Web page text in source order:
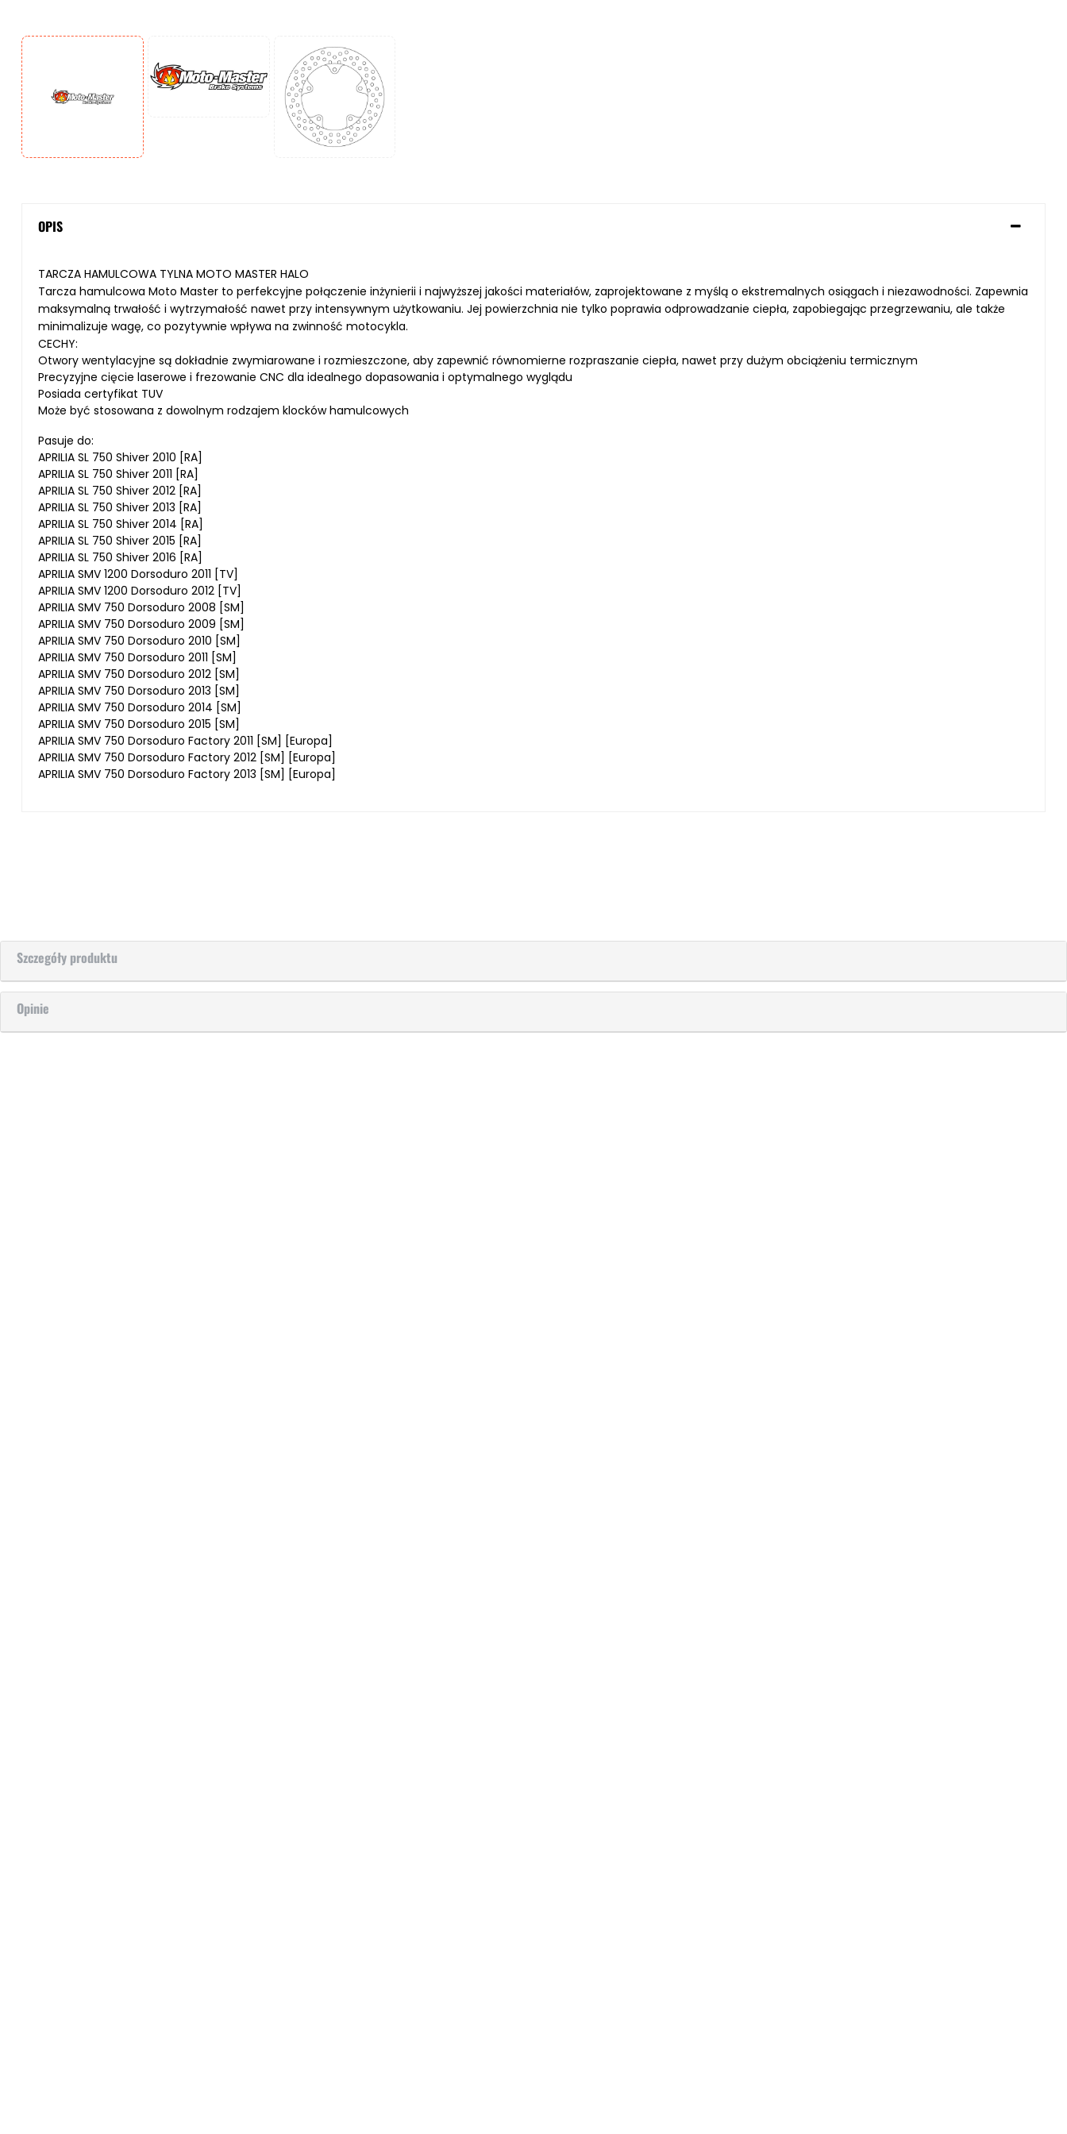
OPIS
TARCZA HAMULCOWA TYLNA MOTO MASTER HALO
Tarcza hamulcowa Moto Master to perfekcyjne połączenie inżynierii i najwyższej jakości materiałów, zaprojektowane z myślą o ekstremalnych osiągach i niezawodności. Zapewnia
maksymalną trwałość i wytrzymałość nawet przy intensywnym użytkowaniu. Jej powierzchnia nie tylko poprawia odprowadzanie ciepła, zapobiegając przegrzewaniu, ale także
minimalizuje wagę, co pozytywnie wpływa na zwinność motocykla.
CECHY:
Otwory wentylacyjne są dokładnie zwymiarowane i rozmieszczone, aby zapewnić równomierne rozpraszanie ciepła, nawet przy dużym obciążeniu termicznym
Precyzyjne cięcie laserowe i frezowanie CNC dla idealnego dopasowania i optymalnego wyglądu
Posiada certyfikat TUV
Może być stosowana z dowolnym rodzajem klocków hamulcowych
Pasuje do:
APRILIA SL 750 Shiver 2010 [RA]
APRILIA SL 750 Shiver 2011 [RA]
APRILIA SL 750 Shiver 2012 [RA]
APRILIA SL 750 Shiver 2013 [RA]
APRILIA SL 750 Shiver 2014 [RA]
APRILIA SL 750 Shiver 2015 [RA]
APRILIA SL 750 Shiver 2016 [RA]
APRILIA SMV 1200 Dorsoduro 2011 [TV]
APRILIA SMV 1200 Dorsoduro 2012 [TV]
APRILIA SMV 750 Dorsoduro 2008 [SM]
APRILIA SMV 750 Dorsoduro 2009 [SM]
APRILIA SMV 750 Dorsoduro 2010 [SM]
APRILIA SMV 750 Dorsoduro 2011 [SM]
APRILIA SMV 750 Dorsoduro 2012 [SM]
APRILIA SMV 750 Dorsoduro 2013 [SM]
APRILIA SMV 750 Dorsoduro 2014 [SM]
APRILIA SMV 750 Dorsoduro 2015 [SM]
APRILIA SMV 750 Dorsoduro Factory 2011 [SM] [Europa]
APRILIA SMV 750 Dorsoduro Factory 2012 [SM] [Europa]
APRILIA SMV 750 Dorsoduro Factory 2013 [SM] [Europa]
Szczegóły produktu
Opinie